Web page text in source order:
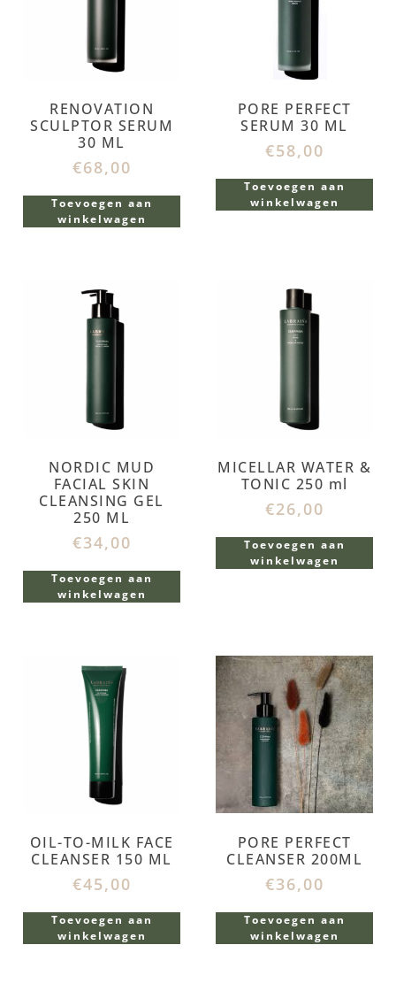
RENOVATION
SCULPTOR SERUM
30 ML
€68,00
Toevoegen aan
winkelwagen
PORE PERFECT
SERUM 30 ML
€58,00
Toevoegen aan
winkelwagen
NORDIC MUD
FACIAL SKIN
CLEANSING GEL
250 ML
€34,00
Toevoegen aan
winkelwagen
MICELLAR WATER &
TONIC 250 ml
€26,00
Toevoegen aan
winkelwagen
OIL-TO-MILK FACE
CLEANSER 150 ML
€45,00
Toevoegen aan
winkelwagen
PORE PERFECT
CLEANSER 200ML
€36,00
Toevoegen aan
winkelwagen